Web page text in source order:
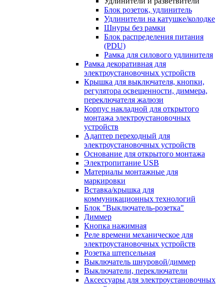
Блок розеток, удлинитель
Удлинители на катушке/колодке
Шнуры без рамки
Блок распределения питания
(PDU)
Рамка для силового удлинителя
Рамка декоративная для
электроустановочных устройств
Крышка для выключателя, кнопки,
регулятора освещенности, диммера,
переключателя жалюзи
Корпус накладной для открытого
монтажа электроустановочных
устройств
Адаптер переходный для
электроустановочных устройств
Основание для открытого монтажа
Электропитание USB
Материалы монтажные для
маркировки
Вставка/крышка для
коммуникационных технологий
Блок "Выключатель-розетка"
Диммер
Кнопка нажимная
Реле времени механическое для
электроустановочных устройств
Розетка штепсельная
Выключатель шнуровой/диммер
Выключатели, переключатели
Аксессуары для электроустановочных